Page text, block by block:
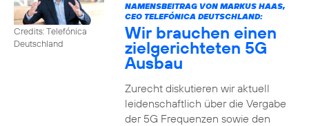
Credits: Telefónica
Deutschland
NAMENSBEITRAG VON MARKUS HAAS,
CEO TELEFÓNICA DEUTSCHLAND:
Wir brauchen einen
zielgerichteten 5G
Ausbau
Zurecht diskutieren wir aktuell
leidenschaftlich über die Vergabe
der 5G Frequenzen sowie den